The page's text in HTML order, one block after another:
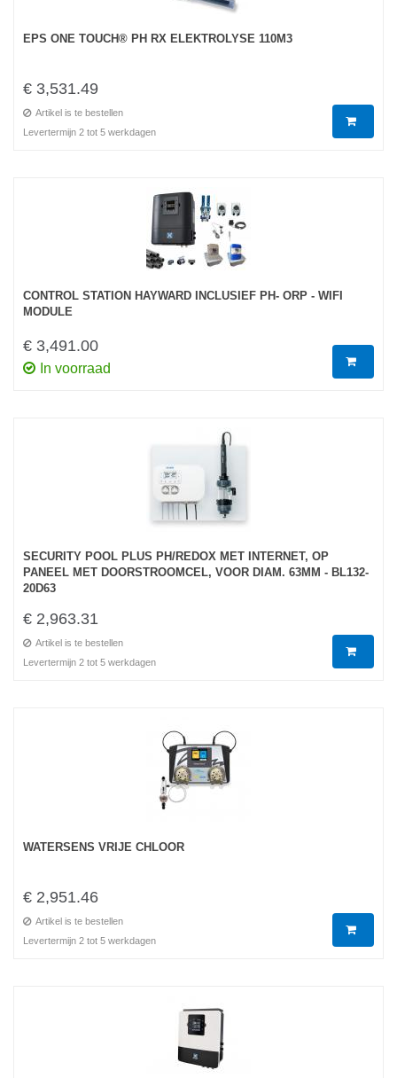
EPS ONE TOUCH® PH RX ELEKTROLYSE 110M3
€ 3,531.49
Artikel is te bestellen
Levertermijn 2 tot 5 werkdagen
CONTROL STATION HAYWARD INCLUSIEF PH- ORP - WIFI
MODULE
€ 3,491.00
In voorraad
SECURITY POOL PLUS PH/REDOX MET INTERNET, OP
PANEEL MET DOORSTROOMCEL, VOOR DIAM. 63MM - BL132-
20D63
€ 2,963.31
Artikel is te bestellen
Levertermijn 2 tot 5 werkdagen
WATERSENS VRIJE CHLOOR
€ 2,951.46
Artikel is te bestellen
Levertermijn 2 tot 5 werkdagen